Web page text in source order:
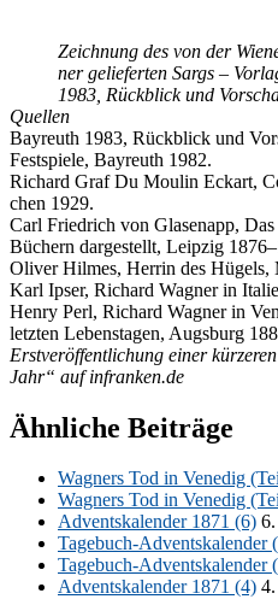
Zeich­nung des von der
ner ge­lie­fer­ten Sargs –
1983, Rück­blick und
Quel­len
Bay­reuth 1983, Rück­blick und
Fest­spie­le, Bay­reuth 1982.
Ri­chard Graf Du Moulin Eck­art,
chen 1929.
Carl Fried­rich von Gla­sen­app,
Bü­chern dar­ge­stellt, Leip­zig
Oli­ver Hil­mes, Her­rin des Hü­gels,
Karl Ip­ser, Ri­chard Wag­ner in
Hen­ry Perl, Ri­chard Wag­ner in
letz­ten Le­bens­ta­gen, Augs­burg
Erst­ver­öf­fent­li­chung ei­ner
Jahr“ auf in​fran​ken​.de
Ähnliche Beiträge
Wag­ners Tod in Ve­ne­dig
Wag­ners Tod in Ve­ne­dig
Ad­vents­ka­len­der 1871 (6)
Ta­ge­buch-Ad­vents­ka­len­der
Ta­ge­buch-Ad­vents­ka­len­der
Ad­vents­ka­len­der 1871 (4)